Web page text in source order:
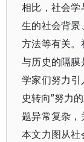
相比，社会
生的社会背
方法等有关
与历史的隔
学家们努力引
史转向”努力
题异常复杂，
本文力图从